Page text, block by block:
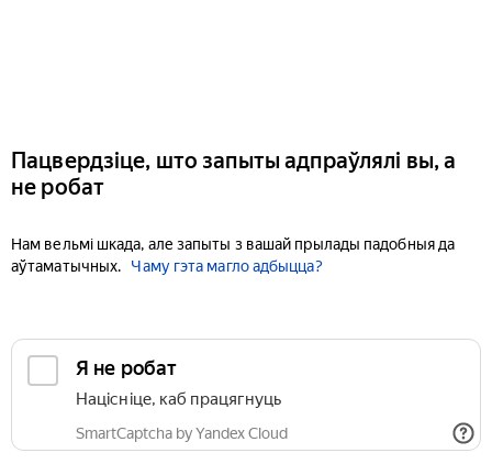
Пацвердзіце, што запыты адпраўлялі вы, а
не робат
Нам вельмі шкада, але запыты з вашай прылады падобныя да
аўтаматычных.
Чаму гэта магло адбыцца?
Я не робат
Націсніце, каб працягнуць
SmartCaptcha by Yandex Cloud